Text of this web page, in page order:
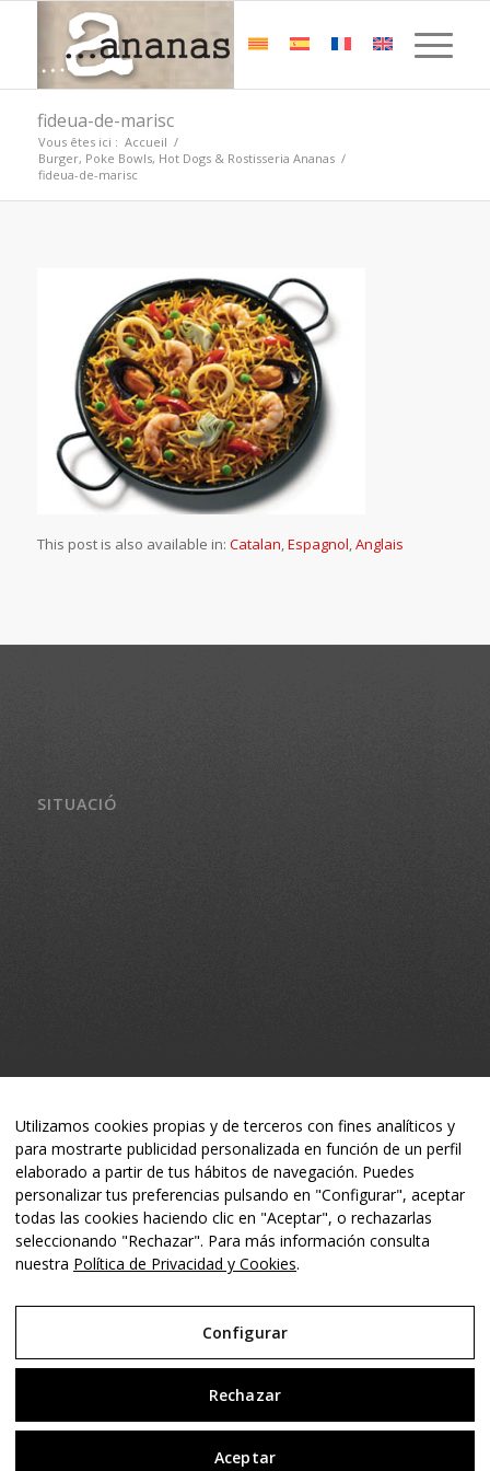
fideua-de-marisc
Vous êtes ici : Accueil /
Burger, Poke Bowls, Hot Dogs & Rostisseria Ananas /
fideua-de-marisc
This post is also available in: Catalan Espagnol Anglais
SITUACIÓ
© Copyright - Ananas -Lluís Bruguera Consultor Digital & Comunicació
-Enfold Theme by Kriesi
Utilizamos cookies propias y de terceros con fines analíticos y
para mostrarte publicidad personalizada en función de un perfil
elaborado a partir de tus hábitos de navegación. Puedes
personalizar tus preferencias pulsando en "Configurar", aceptar
todas las cookies haciendo clic en "Aceptar", o rechazarlas
seleccionando "Rechazar". Para más información consulta
nuestra Política de Privacidad y Cookies.
Configurar
Rechazar
Aceptar
Aviso Legal
Política de Privacidad y Cookies